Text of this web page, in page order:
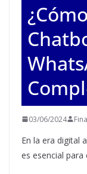
03/06/2024
En la era digital
es esencial para